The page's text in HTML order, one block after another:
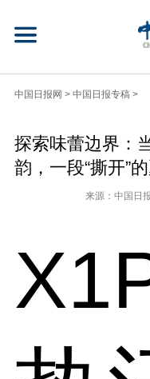
中国日报网 > 中国日报专稿 >
探索味蕾边界：
韵，一段“撕开”
来源：中国日